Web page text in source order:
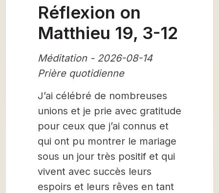
Réflexion on
Matthieu 19, 3-12
Méditation - 2026-08-14
Prière quotidienne
J’ai célébré de nombreuses
unions et je prie avec gratitude
pour ceux que j’ai connus et
qui ont pu montrer le mariage
sous un jour très positif et qui
vivent avec succès leurs
espoirs et leurs rêves en tant